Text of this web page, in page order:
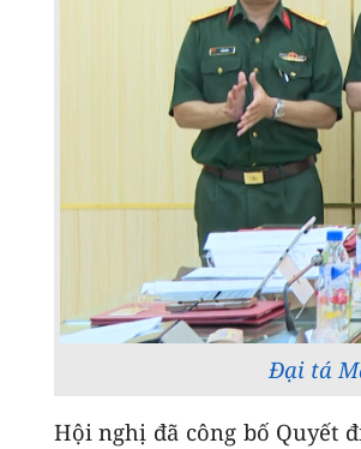
Đại tá
Hội nghị đã công bố Quyết